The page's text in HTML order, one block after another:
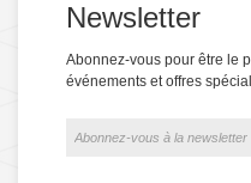
Newsletter
Abonnez-vous pour être le
événements et offres